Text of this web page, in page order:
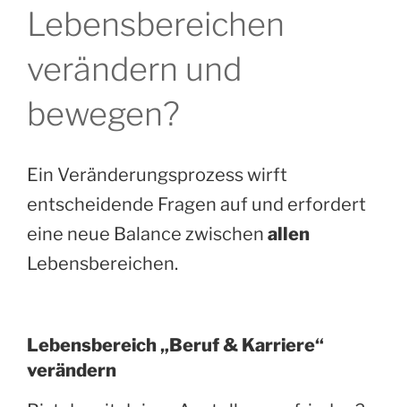
Lebensbereichen
verändern und
bewegen?
Ein Veränderungsprozess wirft
entscheidende Fragen auf und erfordert
eine neue Balance zwischen allen
Lebensbereichen.
Lebensbereich „Beruf & Karriere“
verändern